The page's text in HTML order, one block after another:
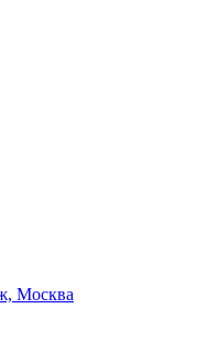
Москва